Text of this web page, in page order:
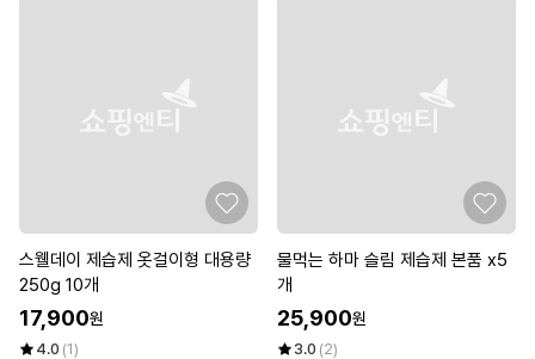
스웰데이 제습제 옷걸이형 대용량
250g 10개
17,900원
4.0 (1)
물먹는 하마 슬림 제습제 본품 x5
개
25,900원
3.0 (2)